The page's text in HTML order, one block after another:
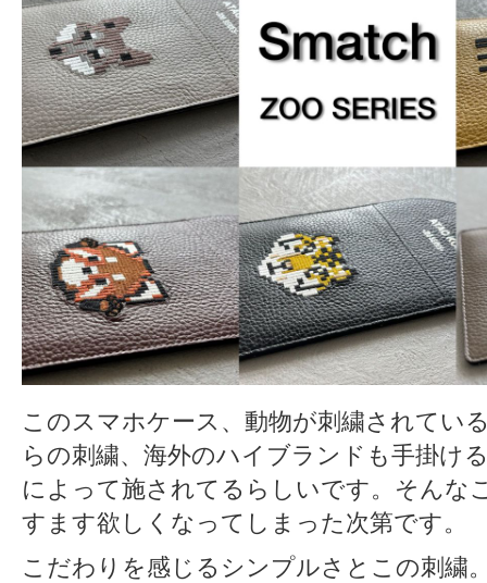
このスマホケース、動物が刺繍されてい
らの刺繍、海外のハイブランドも手掛け
によって施されてるらしいです。そんな
すます欲しくなってしまった次第です。
こだわりを感じるシンプルさとこの刺繍